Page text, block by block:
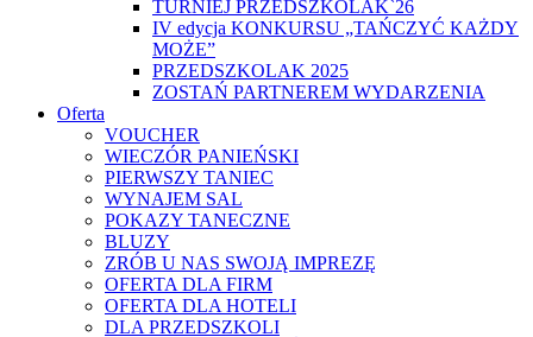
TURNIEJ PRZEDSZKOLAK`26
IV edycja KONKURSU „TAŃCZYĆ KAŻDY
MOŻE”
PRZEDSZKOLAK 2025
ZOSTAŃ PARTNEREM WYDARZENIA
Oferta
VOUCHER
WIECZÓR PANIEŃSKI
PIERWSZY TANIEC
WYNAJEM SAL
POKAZY TANECZNE
BLUZY
ZRÓB U NAS SWOJĄ IMPREZĘ
OFERTA DLA FIRM
OFERTA DLA HOTELI
DLA PRZEDSZKOLI